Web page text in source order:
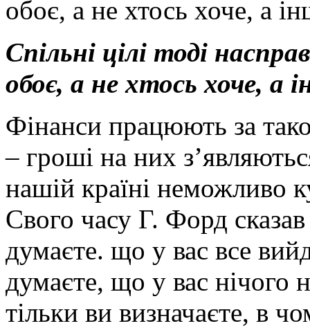
обоє, а не хтось хоче, а
Спільні цілі тоді
обоє, а не хтось хоче, а
Фінанси працюють за
– гроші на них
нашій країні неможливо
Свого часу Г. Форд
думаєте. що у вас все
думаєте, що у вас нічого
тільки ви визначаєте, в